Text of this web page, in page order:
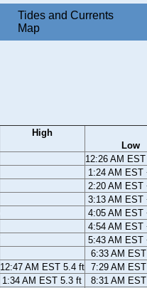
Tides and Currents
Map
High
Low
12:26 AM
1:24 AM EST
2:20 AM EST
3:13 AM EST
4:05 AM EST
4:54 AM EST
5:43 AM EST
6:33 AM
12:47 AM EST 5.4 ft 7:29 AM
1:34 AM EST 5.3 ft 8:31 AM